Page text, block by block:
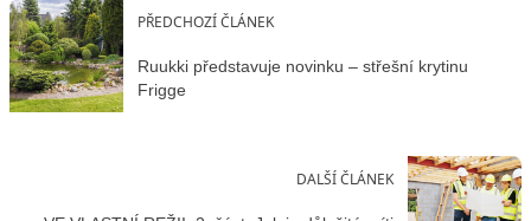
PŘEDCHOZÍ ČLÁNEK
Ruukki představuje novinku – střešní krytinu
Frigge
DALŠÍ ČLÁNEK